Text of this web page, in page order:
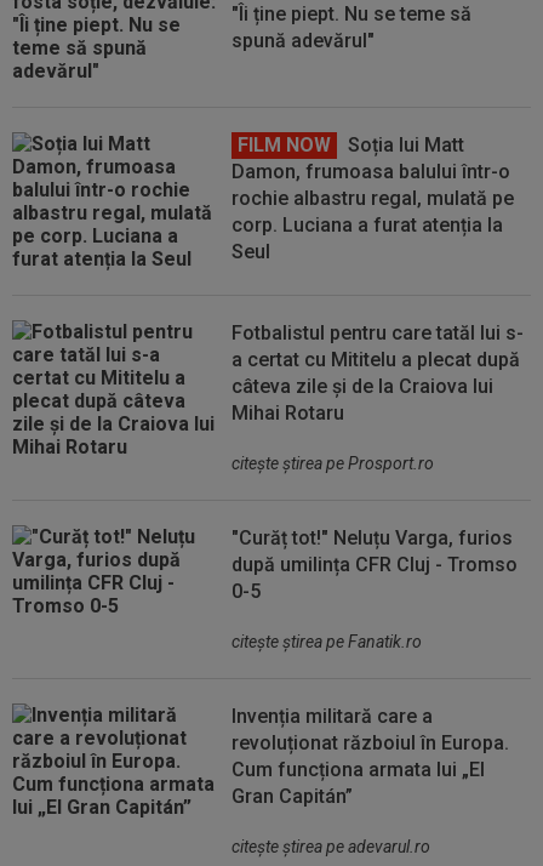
"Îi ține piept. Nu se teme să
spună adevărul"
FILM NOW
Soția lui Matt
Damon, frumoasa balului într-o
rochie albastru regal, mulată pe
corp. Luciana a furat atenția la
Seul
Fotbalistul pentru care tatăl lui s-
a certat cu Mititelu a plecat după
câteva zile și de la Craiova lui
Mihai Rotaru
citeşte ştirea pe Prosport.ro
"Curăț tot!" Neluțu Varga, furios
după umilința CFR Cluj - Tromso
0-5
citeşte ştirea pe Fanatik.ro
Invenția militară care a
revoluționat războiul în Europa.
Cum funcționa armata lui „El
Gran Capitán”
citeşte ştirea pe adevarul.ro